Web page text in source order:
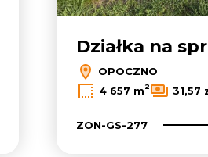
Działka na
OPOCZNO
4 657 m2 31,57
ZON-GS-277